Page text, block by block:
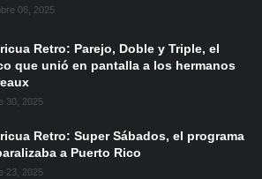
06, 2025
Retro: Parejo, Doble y Triple, el
que unió en pantalla a los hermanos
30, 2025
Retro: Super Sábados, el programa
a Puerto Rico
23, 2025